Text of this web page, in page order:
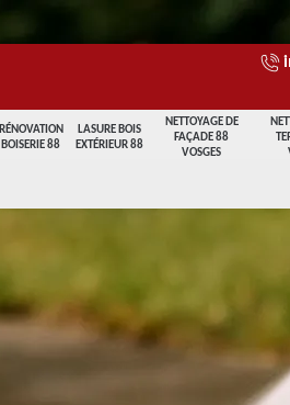
RÉNOVATION
BOISERIE 88
LASURE BOIS
EXTÉRIEUR 88
NETTOYAGE DE
FAÇADE 88
VOSGES